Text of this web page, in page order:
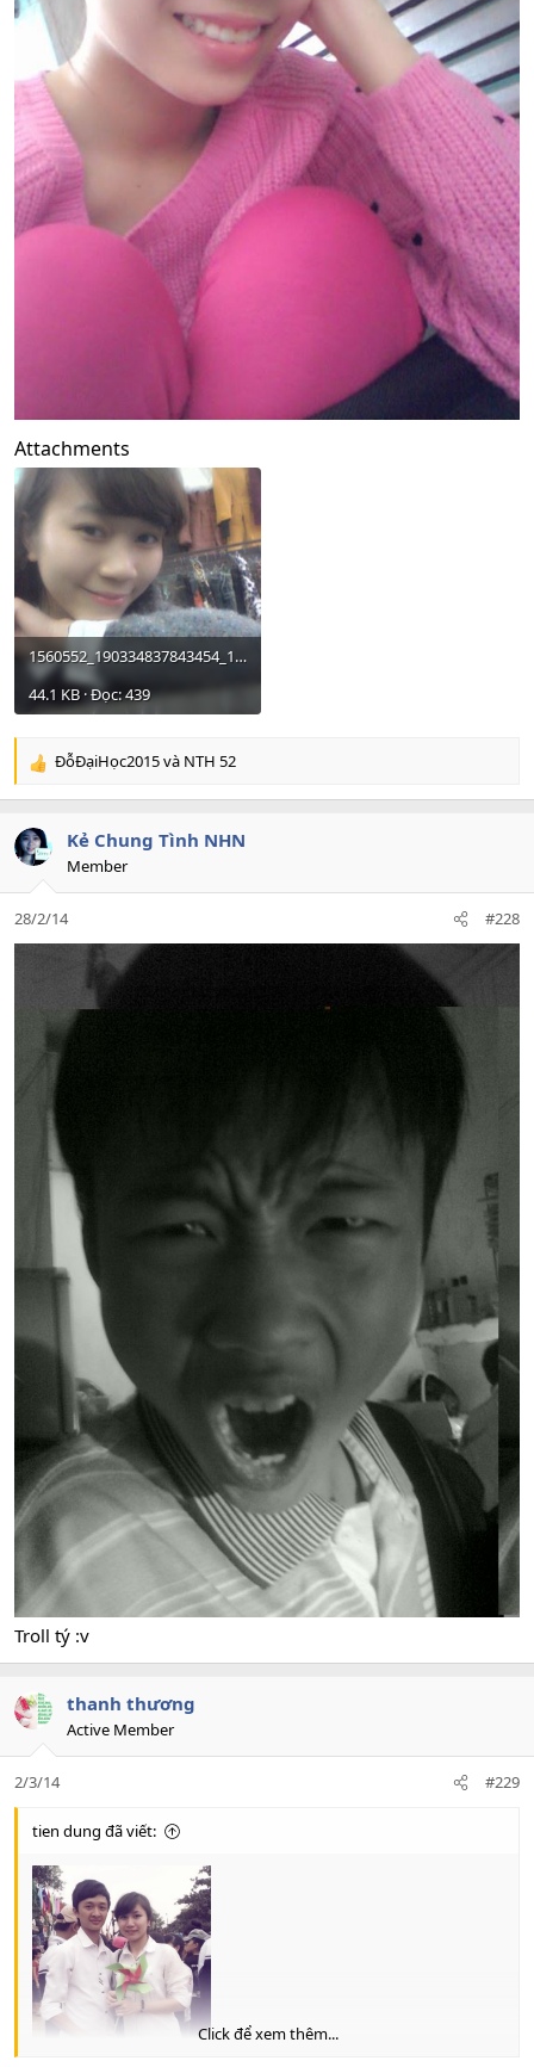
Attachments
1560552_190334837843454_1012294270_n.jpg
44.1 KB · Đọc: 439
R
c
t
o
n
s
ĐỗĐạiHọc2015và NTH 52
Kẻ Chung Tình NHN
Member
28/2/14 #228
Troll tý :v
thanh thương
Active Member
2/3/14 #229
tien dung đã viết:
Click để xem thêm...